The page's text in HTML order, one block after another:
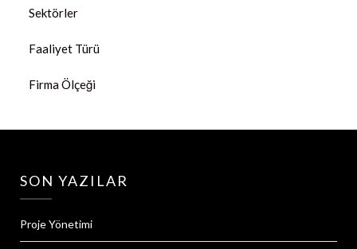
Sektörler
Faaliyet Türü
Firma Ölçeği
SON YAZILAR
Proje Yönetimi